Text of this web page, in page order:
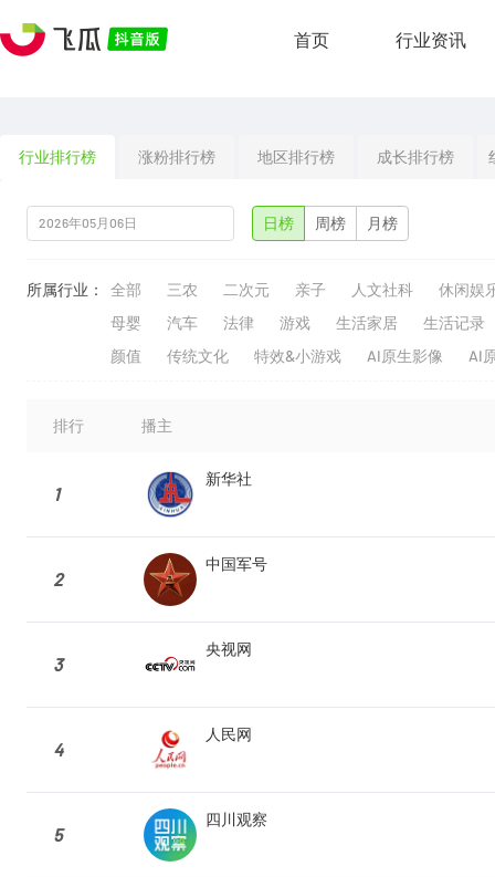
首页 行业资讯
行业排行榜 涨粉排行榜 地区排行榜 成长排行榜
日榜 周榜 月榜
所属行业： 全部 三农 二次元 亲子 人文社科
休闲娱
母婴
汽车 法律 游戏 生活家居
生活记录
颜值
传统文化 特效&小游戏 AI原生影像 AI
排行 播主
1
新华社
2
中国军号
3
央视网
4
人民网
5
四川观察